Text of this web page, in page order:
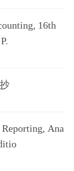
16th
Ana